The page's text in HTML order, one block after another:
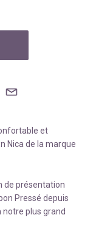
et
Nica de la marque
de présentation
Pressé depuis
plus grand